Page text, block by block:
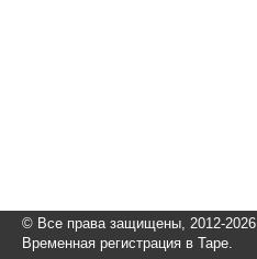
© Все права защищены, 2012-2026
Временная регистрация в Таре.